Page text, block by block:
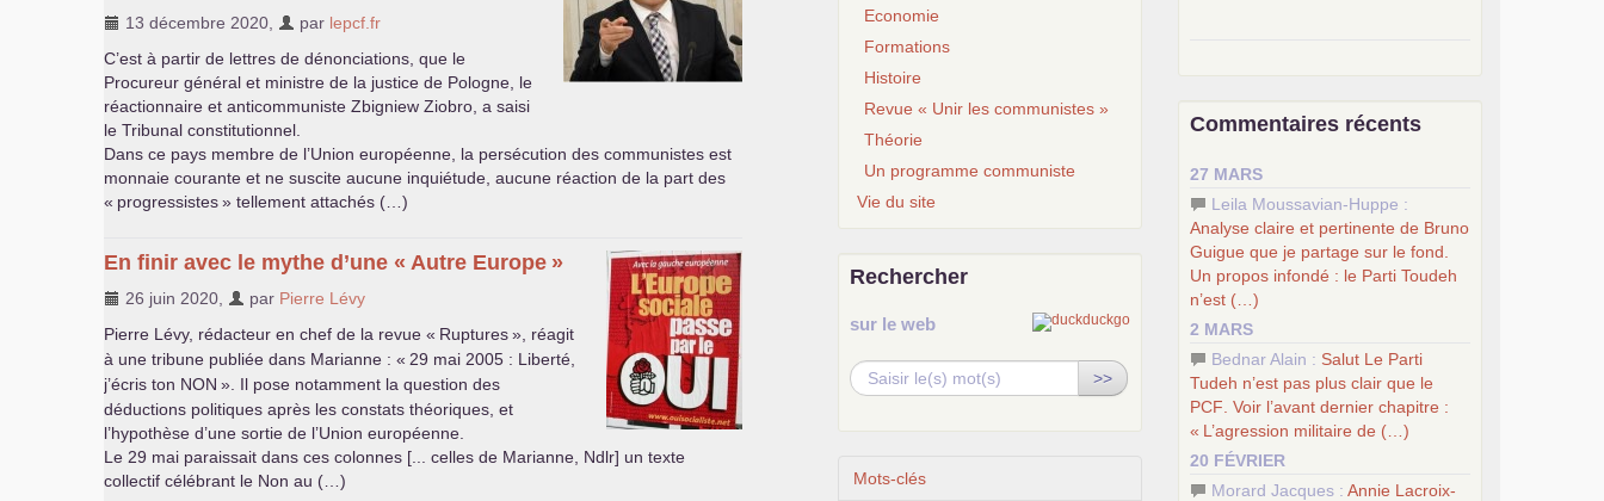
13 décembre 2020 par lepcf.fr
C’est à partir de lettres de dénonciations, que le
Procureur général et ministre de la justice de Pologne, le
réactionnaire et anticommuniste Zbigniew Ziobro, a saisi
le Tribunal constitutionnel.
Dans ce pays membre de l’Union européenne, la persécution des communistes est
monnaie courante et ne suscite aucune inquiétude, aucune réaction de la part des
« progressistes» tellement attachés (…)
En finir avec le mythe d’une « Autre Europe »
26 juin 2020 par Pierre Lévy
Pierre Lévy, rédacteur en chef de la revue « Ruptures», réagit
à une tribune publiée dans Marianne : « 29 mai 2005 : Liberté,
j’écris ton NON ». Il pose notamment la question des
déductions politiques après les constats théoriques, et
l’hypothèse d’une sortie de l’Union européenne.
Le 29 mai paraissait dans ces colonnes [... celles de Marianne, Ndlr] un texte
collectif célébrant le Non au (…)
Economie
Formations
Histoire
Revue « Unir les communistes »
Théorie
Un programme communiste
Vie du site
Rechercher
sur le web
>>
Mots-clés
–contribution de jeunes
chantiers pour affirmer l’ambition
révolutionnaire duPCF
–un texte de Jean-Claude Delaunay
le marxisme est la science sociale de
notre temps
–un appel
au débat sur le projet communiste
Commentaires récents
27 MARS
Leila Moussavian-Huppe :
Analyse claire et pertinente de Bruno
Guigue que je partage sur le fond.
Un propos infondé : le Parti Toudeh
n’est (…)
2 MARS
Bednar Alain : Salut Le Parti
Tudeh n’est pas plus clair que le
PCF . Voir l’avant dernier chapitre :
« L’agression militaire de (…)
20 FÉVRIER
Morard Jacques : Annie Lacroix-